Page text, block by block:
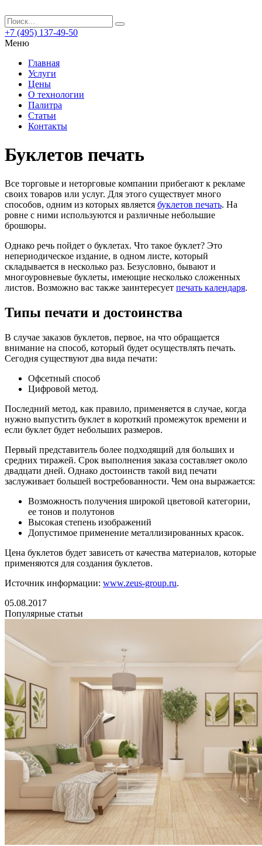
+7 (495) 137-49-50
Меню
Главная
Услуги
Цены
О технологии
Палитра
Статьи
Контакты
Буклетов печать
Все торговые и неторговые компании прибегают к рекламе
своих товаров или услуг. Для этого существует много
способов, одним из которых является буклетов печать. На
ровне с ними используются и различные небольшие
брошюры.
Однако речь пойдет о буклетах. Что такое буклет? Это
непериодическое издание, в одном листе, который
складывается в несколько раз. Безусловно, бывают и
многоуровневые буклеты, имеющие несколько сложенных
листов. Возможно вас также заинтересует печать календаря.
Типы печати и достоинства
В случае заказов буклетов, первое, на что обращается
внимание на способ, который будет осуществлять печать.
Сегодня существуют два вида печати:
Офсетный способ
Цифровой метод.
Последний метод, как правило, применяется в случае, когда
нужно выпустить буклет в короткий промежуток времени и
если буклет будет небольших размеров.
Первый представитель более подходящий для больших и
средних тиражей. Срок выполнения заказа составляет около
двадцати дней. Однако достоинств такой вид печати
заслуживает большей востребованности. Чем она выражается:
Возможность получения широкой цветовой категории,
ее тонов и полутонов
Высокая степень изображений
Допустимое применение металлизированных красок.
Цена буклетов будет зависеть от качества материалов, которые
применяются для создания буклетов.
Источник информации: www.zeus-group.ru.
05.08.2017
Популярные статьи